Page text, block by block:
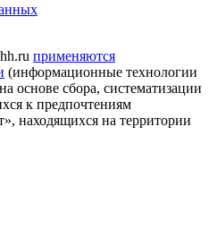
применяются
(информационные технологии
основе сбора, систематизации
к предпочтениям
находящихся на территории